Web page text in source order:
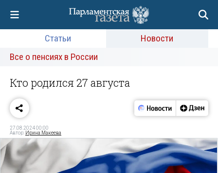
Статьи
Новости
Все о пенсиях в России
Кто родился 27 августа
27.08.2024 00:00
Автор: Ирина Макеева